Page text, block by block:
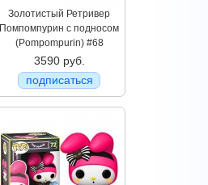
Золотистый Ретривер
Помпомпурин с подносом
(Pompompurin) #68
3590 руб.
подписаться